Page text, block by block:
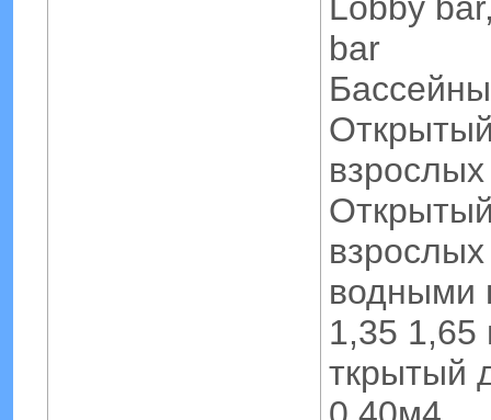
bar
водными
1,35 1,65
ткрытый